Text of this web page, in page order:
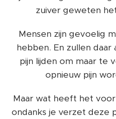
zuiver geweten
Mensen zijn gevoelig
hebben. En zullen
pijn lijden om maar te
opnieuw pijn
Maar wat heeft het
ondanks je verzet deze